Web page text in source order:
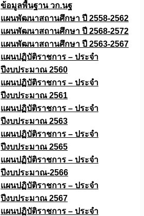
ข้อมูลพื้นฐาน วก.นฐ
แผนพัฒนาสถานศึกษา ปี 2558-2562
แผนพัฒนาสถานศึกษา ปี 2568-2572
แผนพัฒนาสถานศึกษา ปี 2563-2567
แผนปฏิบัติราชการ – ประจำ
ปีงบประมาณ 2560
แผนปฏิบัติราชการ – ประจำ
ปีงบประมาณ 2561
แผนปฏิบัติราชการ – ประจำ
ปีงบประมาณ 2563
แผนปฏิบัติราชการ – ประจำ
ปีงบประมาณ 2565
แผนปฏิบัติราชการ – ประจำ
ปีงบประมาณ-2566
แผนปฏิบัติราชการ – ประจำ
ปีงบประมาณ 2567
แผนปฏิบัติราชการ – ประจำ